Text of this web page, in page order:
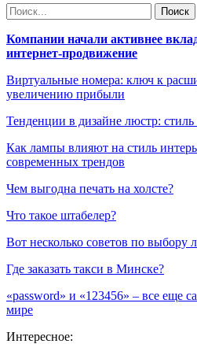
Компании начали активнее
интернет-продвижение
Виртуальные номера: ключ к
увеличению прибыли
Тенденции в дизайне люстр: стиль
Как лампы влияют на стиль
современных трендов
Чем выгодна печать на холсте?
Что такое штабелер?
Вот несколько советов по выбору
Где заказать такси в Минске?
«password» и «123456» – все еще
мире
Интересное: